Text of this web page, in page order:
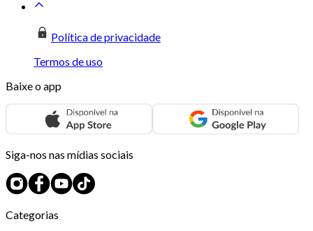
Política de privacidade
Termos de uso
Baixe o app
Siga-nos nas mídias sociais
Categorias